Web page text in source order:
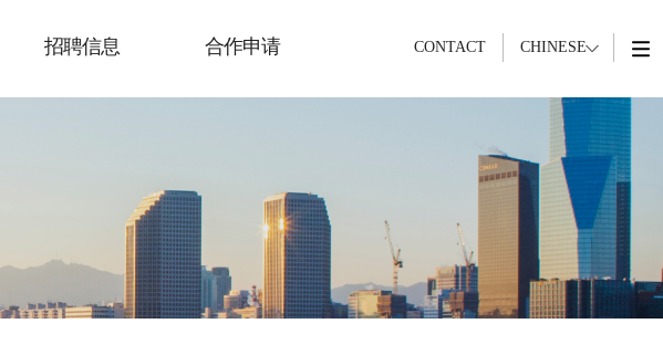
招聘信息 合作申请 CONTACT CHINESE